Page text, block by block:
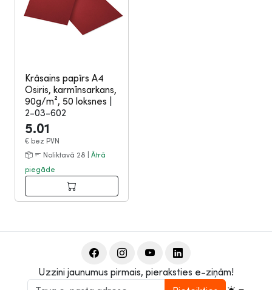
Krāsains papīrs A4
Osiris, karmīnsarkans,
90g/m², 50 loksnes
2-03-602
5.01
€ bez PVN
Noliktavā 28 | Ātrā
piegāde
Uzzini jaunumus pirmais, pieraksties e-ziņām!